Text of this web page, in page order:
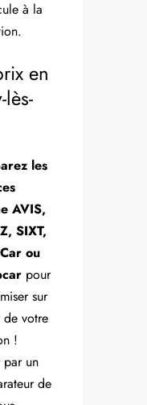
à la
en
les
AVIS,
SIXT,
ou
pour
sur
votre
!
par un
de